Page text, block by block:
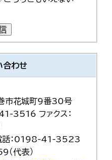
合わせ
市花城町9番30号
3516 ファクス：
話：0198-41-3523
代表）